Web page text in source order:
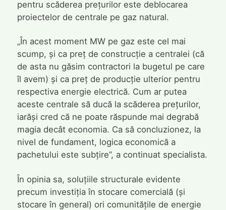
pentru scăderea prețurilor este deblocarea
proiectelor de centrale pe gaz natural.
„În acest moment MW pe gaz este cel mai
scump, și ca preț de construcție a centralei (că
de asta nu găsim contractori la bugetul pe care
îl avem) și ca preț de producție ulterior pentru
respectiva energie electrică. Cum ar putea
aceste centrale să ducă la scăderea prețurilor,
iarăși cred că ne poate răspunde mai degrabă
magia decât economia. Ca să concluzionez, la
nivel de fundament, logica economică a
pachetului este subțire”, a continuat specialista.
În opinia sa, soluțiile structurale evidente
precum investiția în stocare comercială (și
stocare în general) ori comunitățile de energie